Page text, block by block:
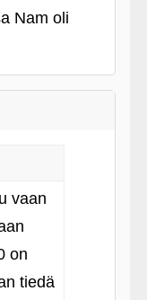
Nam oli
vaan
on
tiedä